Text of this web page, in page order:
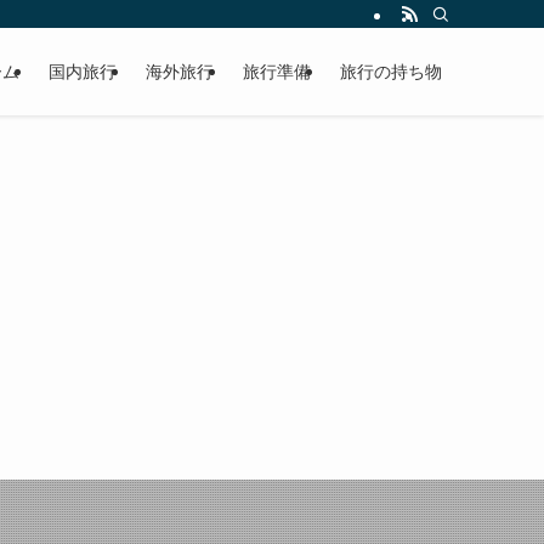
国内旅行 海外旅行 旅行準備 旅行の持ち物